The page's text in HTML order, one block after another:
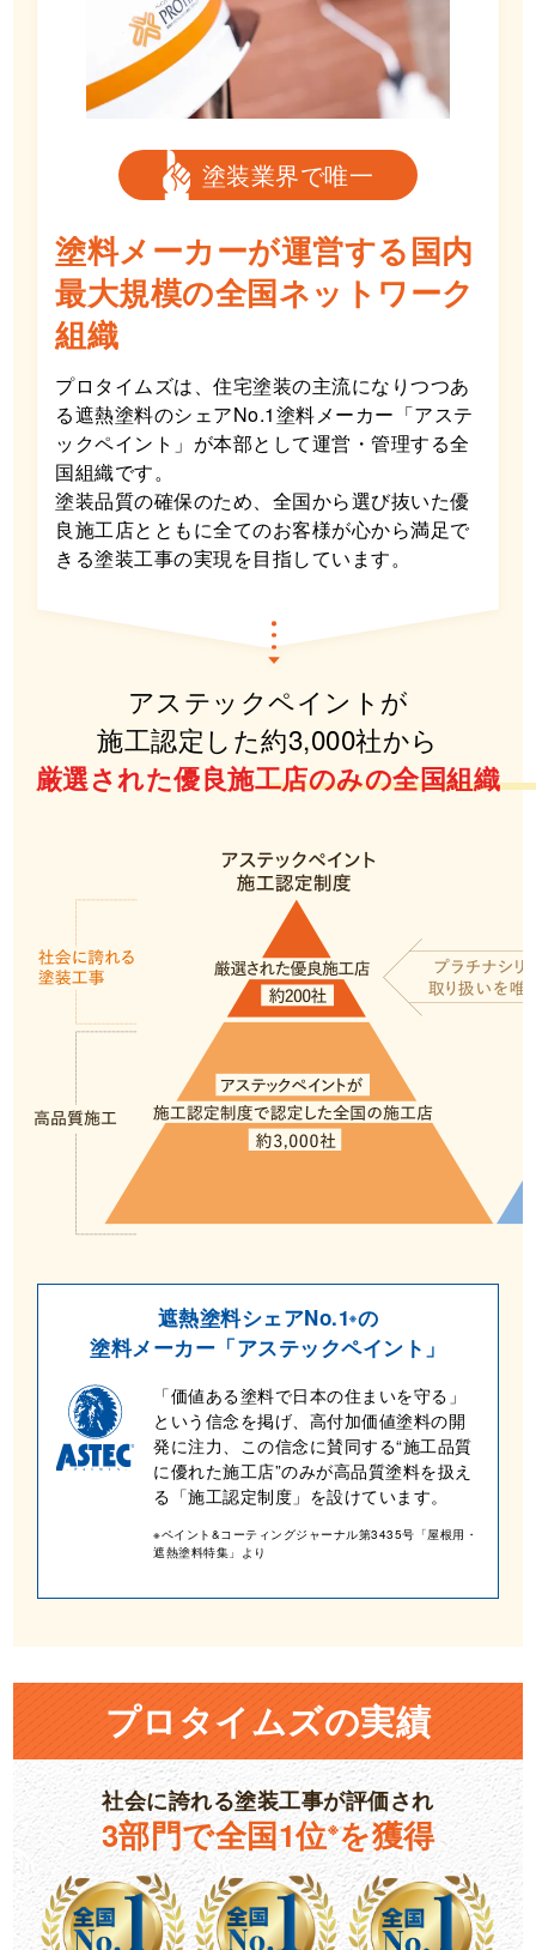
塗装業界で唯一
塗料メーカーが運営する国内
最大規模の全国ネットワーク
組織
プロタイムズは、住宅塗装の主流になりつつあ
る遮熱塗料のシェアNo.1塗料メーカー「アステ
ックペイント」が本部として運営・管理する全
国組織です。
塗装品質の確保のため、全国から選び抜いた優
良施工店とともに全てのお客様が心から満足で
きる塗装工事の実現を目指しています。
アステックペイントが
施工認定した約3,000社から
厳選された優良施工店のみの全国組織
遮熱塗料シェアNo.1※の
塗料メーカー 「アステックペイント」
「価値ある塗料で日本の住まいを守る」
という信念を掲げ、高付加価値塗料の開
発に注力、この信念に賛同する“施工品質
に優れた施工店”のみが高品質塗料を扱え
る「施工認定制度」を設けています。
※ペイント&コーティングジャーナル第3435号「屋根用・
遮熱塗料特集」より
プロタイムズの実績
社会に誇れる塗装工事が評価され
3部門で全国1位※を獲得